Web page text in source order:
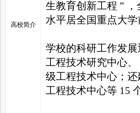
高校简介
生教育创新工程 ”
水平居全国重点大学
学校的科研工作发
工程技术研究中心
级工程技术中心；
工程技术中心等 15